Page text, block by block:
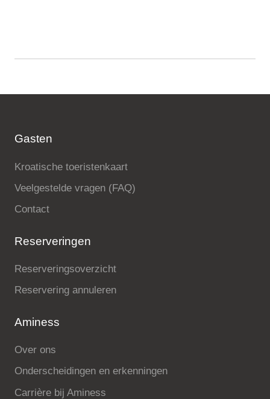
Gasten
Kroatische toeristenkaart
Veelgestelde vragen (FAQ)
Contact
Reserveringen
Reserveringsoverzicht
Reservering annuleren
Aminess
Over ons
Onderscheidingen en erkenningen
Carrière bij Aminess